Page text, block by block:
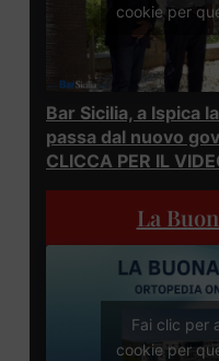
cookie per
Bar Sicilia, a Ispica
passa dal nuovo
CLICCA PER IL
La
Fai clic per
cookie per